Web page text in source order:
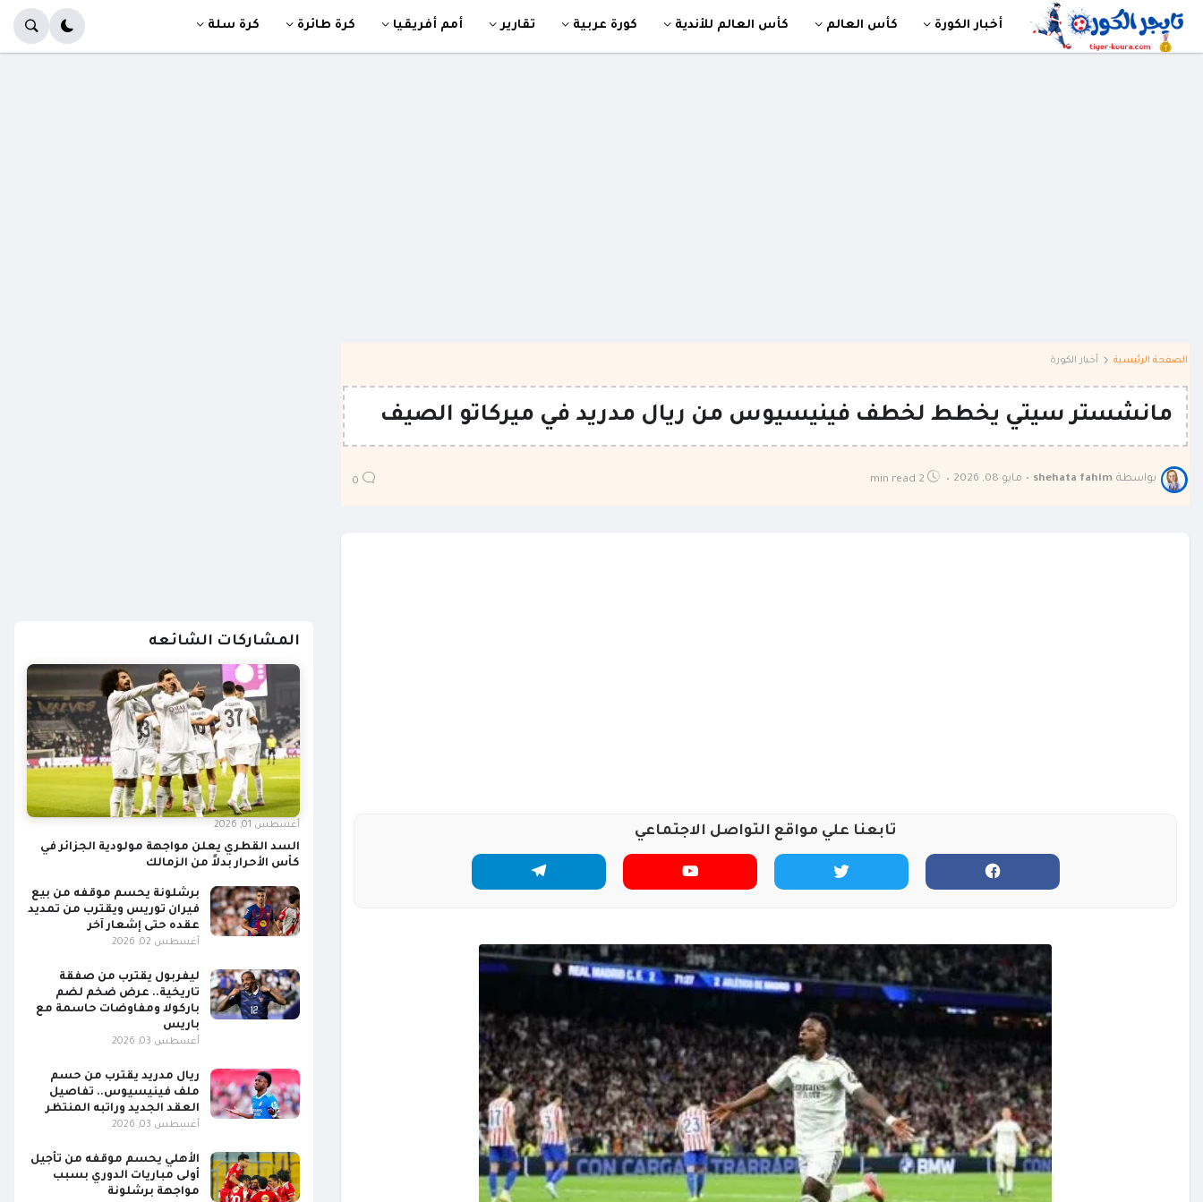
أخبار الكورة كأس العالم كأس العالم للأندية كورة عربية تقارير أمم أفريقيا كرة طائرة كرة سلة
الصفحة الرئيسية أخبار الكورة
مانشستر سيتي يخطط لخطف فينيسيوس من ريال مدريد في ميركاتو الصيف
بواسطة shehata fahim
• مايو 08, 2026 •
2 min read
0
تابعنا علي مواقع التواصل الاجتماعي
المشاركات الشائعه
السد القطري يعلن مواجهة مولودية الجزائر في
كأس الأحرار بدلاً من الزمالك
أغسطس 01, 2026
برشلونة يحسم موقفه من بيع
فيران توريس ويقترب من تمديد
عقده حتى إشعار آخر
أغسطس 02, 2026
ليفربول يقترب من صفقة
تاريخية.. عرض ضخم لضم
باركولا ومفاوضات حاسمة مع
باريس
أغسطس 03, 2026
ريال مدريد يقترب من حسم
ملف فينيسيوس.. تفاصيل
العقد الجديد وراتبه المنتظر
أغسطس 03, 2026
الأهلي يحسم موقفه من تأجيل
أولى مباريات الدوري بسبب
مواجهة برشلونة